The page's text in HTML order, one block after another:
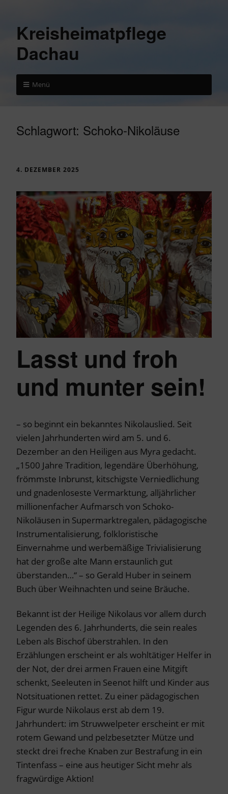
Kreisheimatpflege
Dachau
Menü
Schlagwort: Schoko-Nikoläuse
4. DEZEMBER 2025
Lasst und froh
und munter sein!
– so beginnt ein bekanntes Nikolauslied. Seit
vielen Jahrhunderten wird am 5. und 6.
Dezember an den Heiligen aus Myra gedacht.
„1500 Jahre Tradition, legendäre Überhöhung,
frömmste Inbrunst, kitschigste Verniedlichung
und gnadenloseste Vermarktung, alljährlicher
millionenfacher Aufmarsch von Schoko-
Nikoläusen in Supermarktregalen, pädagogische
Instrumentalisierung, folkloristische
Einvernahme und werbemäßige Trivialisierung
hat der große alte Mann erstaunlich gut
überstanden…“ – so Gerald Huber in seinem
Buch über Weihnachten und seine Bräuche.
Bekannt ist der Heilige Nikolaus vor allem durch
Legenden des 6. Jahrhunderts, die sein reales
Leben als Bischof überstrahlen. In den
Erzählungen erscheint er als wohltätiger Helfer in
der Not, der drei armen Frauen eine Mitgift
schenkt, Seeleuten in Seenot hilft und Kinder aus
Notsituationen rettet. Zu einer pädagogischen
Figur wurde Nikolaus erst ab dem 19.
Jahrhundert: im Struwwelpeter erscheint er mit
rotem Gewand und pelzbesetzter Mütze und
steckt drei freche Knaben zur Bestrafung in ein
Tintenfass – eine aus heutiger Sicht mehr als
fragwürdige Aktion!